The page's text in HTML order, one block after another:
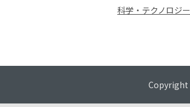
科学・テクノロジー
Copyright